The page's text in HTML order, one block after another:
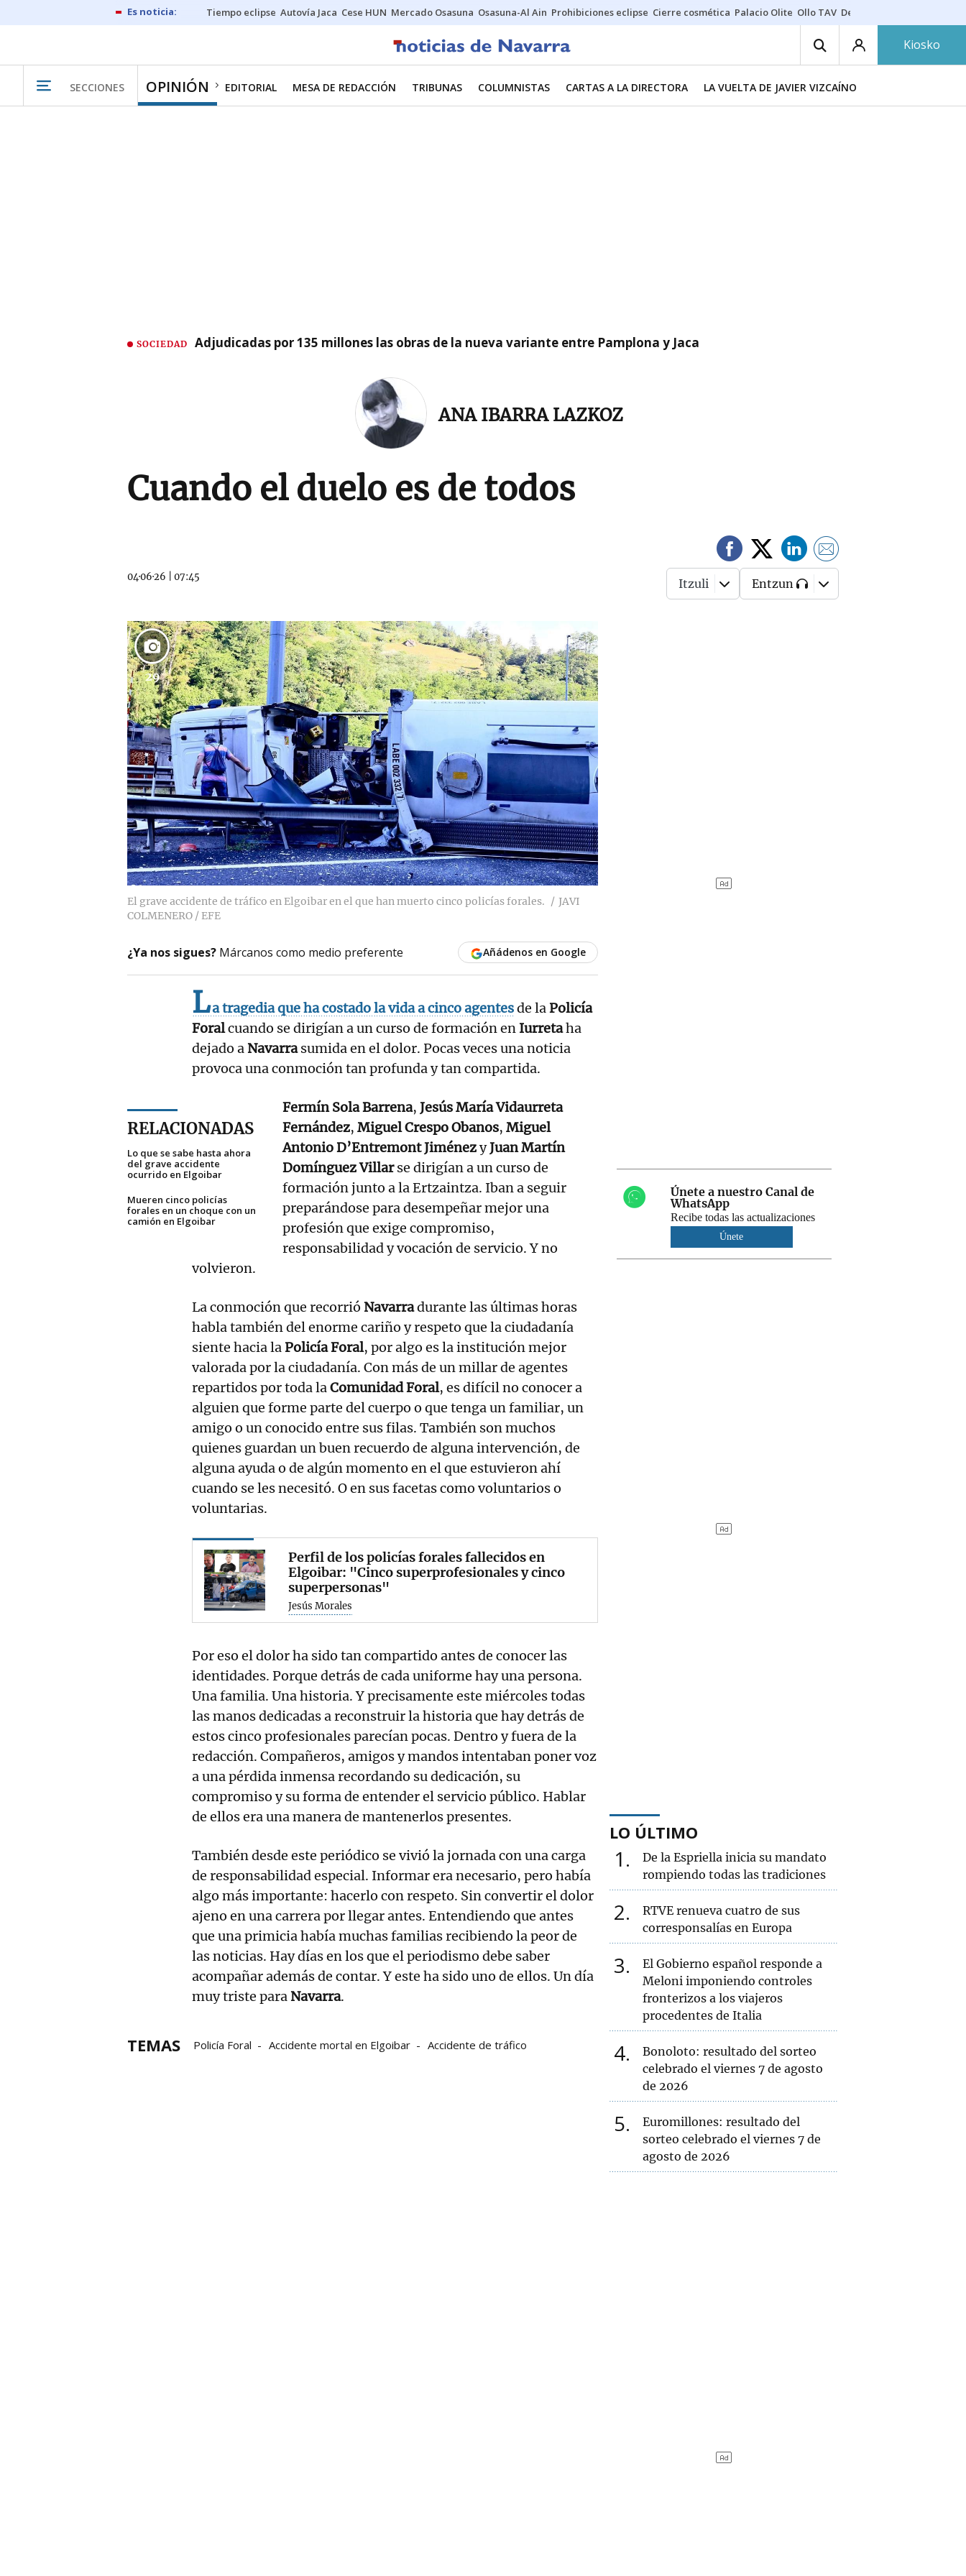
Tiempo eclipse Autovía Jaca Cese HUN Mercado Osasuna Osasuna-Al Ain Prohibiciones eclipse Cierre cosmética Palacio Olite Ollo TAV Derrama vecinos
Kiosko
SECCIONES OPINIÓN EDITORIAL MESA DE REDACCIÓN TRIBUNAS COLUMNISTAS CARTAS A LA DIRECTORA LA VUELTA DE JAVIER VIZCAÍNO
SOCIEDAD Adjudicadas por 135 millones las obras de la nueva variante entre Pamplona y Jaca
ANA IBARRA LAZKOZ
Cuando el duelo es de todos
04·06·26 07:45 Itzuli Entzun
29
El grave accidente de tráfico en Elgoibar en el que han muerto cinco policías forales.
JAVI
COLMENERO / EFE
¿Ya nos sigues? Márcanos como medio preferente Añádenos en Google
La tragedia que ha costado la vida a cinco agentesde laPolicía
Foralcuando se dirigían a un curso de formación en Iurretaha
dejado a Navarrasumida en el dolor. Pocas veces una noticia
provoca una conmoción tan profunda y tan compartida.
RELACIONADAS
Lo que se sabe hasta ahora
del grave accidente
ocurrido en Elgoibar
Mueren cinco policías
forales en un choque con un
camión en Elgoibar
Fermín Sola Barrena,Jesús María Vidaurreta
Fernández,Miguel Crespo Obanos,Miguel
Antonio D’Entremont JiménezyJuan Martín
Domínguez Villarse dirigían a un curso de
formación junto a la Ertzaintza. Iban a seguir
preparándose para desempeñar mejor una
profesión que exige compromiso,
responsabilidad y vocación de servicio. Y no
volvieron.
La conmoción que recorrió Navarradurante las últimas horas
habla también del enorme cariño y respeto que la ciudadanía
siente hacia laPolicía Foral, por algo es la institución mejor
valorada por la ciudadanía. Con más de un millar de agentes
repartidos por toda laComunidad Foral, es difícil no conocer a
alguien que forme parte del cuerpo o que tenga un familiar, un
amigo o un conocido entre sus filas. También son muchos
quienes guardan un buen recuerdo de alguna intervención, de
alguna ayuda o de algún momento en el que estuvieron ahí
cuando se les necesitó. O en sus facetas como voluntarios o
voluntarias.
Perfil de los policías forales fallecidos en
Elgoibar: "Cinco superprofesionales y cinco
superpersonas"
Jesús Morales
Por eso el dolor ha sido tan compartido antes de conocer las
identidades. Porque detrás de cada uniforme hay una persona.
Una familia. Una historia. Y precisamente este miércoles todas
las manos dedicadas a reconstruir la historia que hay detrás de
estos cinco profesionales parecían pocas. Dentro y fuera de la
redacción. Compañeros, amigos y mandos intentaban poner voz
a una pérdida inmensa recordando su dedicación, su
compromiso y su forma de entender el servicio público. Hablar
de ellos era una manera de mantenerlos presentes.
También desde este periódico se vivió la jornada con una carga
de responsabilidad especial. Informar era necesario, pero había
algo más importante: hacerlo con respeto. Sin convertir el dolor
ajeno en una carrera por llegar antes. Entendiendo que antes
que una primicia había muchas familias recibiendo la peor de
las noticias. Hay días en los que el periodismo debe saber
acompañar además de contar. Y este ha sido uno de ellos. Un día
muy triste para Navarra.
TEMAS Policía Foral Accidente mortal en Elgoibar Accidente de tráfico
Únete a nuestro Canal de
WhatsApp
Recibe todas las actualizaciones
Únete
LO ÚLTIMO
1
De la Espriella inicia su mandato
rompiendo todas las tradiciones
2
RTVE renueva cuatro de sus
corresponsalías en Europa
3
El Gobierno español responde a
Meloni imponiendo controles
fronterizos a los viajeros
procedentes de Italia
4
Bonoloto: resultado del sorteo
celebrado el viernes 7 de agosto
de 2026
5
Euromillones: resultado del
sorteo celebrado el viernes 7 de
agosto de 2026